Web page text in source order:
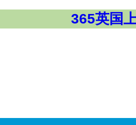
365英国